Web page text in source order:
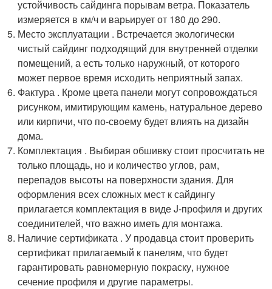
устойчивость сайдинга порывам ветра. Показатель
измеряется в км/ч и варьирует от 180 до 290.
Место эксплуатации . Встречается экологически
чистый сайдинг подходящий для внутренней отделки
помещений, а есть только наружный, от которого
может первое время исходить неприятный запах.
Фактура . Кроме цвета панели могут сопровождаться
рисунком, имитирующим камень, натуральное дерево
или кирпичи, что по-своему будет влиять на дизайн
дома.
Комплектация . Выбирая обшивку стоит просчитать не
только площадь, но и количество углов, рам,
перепадов высоты на поверхности здания. Для
оформления всех сложных мест к сайдингу
прилагается комплектация в виде J-профиля и других
соединителей, что важно иметь для монтажа.
Наличие сертификата . У продавца стоит проверить
сертификат прилагаемый к панелям, что будет
гарантировать равномерную покраску, нужное
сечение профиля и другие параметры.